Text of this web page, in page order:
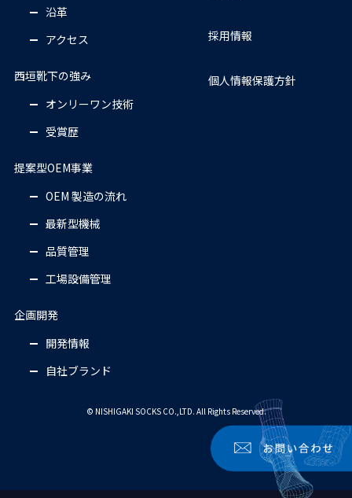
沿革
アクセス
西垣靴下の強み
オンリーワン技術
受賞歴
提案型OEM事業
OEM 製造の流れ
最新型機械
品質管理
工場設備管理
企画開発
開発情報
自社ブランド
採用情報
個人情報保護方針
© NISHIGAKI SOCKS CO.,LTD. All Rights Reserved.